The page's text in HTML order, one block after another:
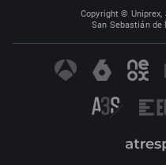
Copyright © Uniprex,
San Sebastián de